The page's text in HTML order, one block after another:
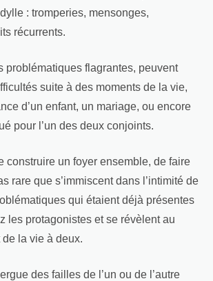
: tromperies, mensonges,
récurrents.
problématiques flagrantes, peuvent
suite à des moments de la vie,
d’un enfant, un mariage, ou encore
pour l’un des deux conjoints.
construire un foyer ensemble, de faire
rare que s’immiscent dans l’intimité de
qui étaient déjà présentes
les protagonistes et se révèlent au
la vie à deux.
des failles de l’un ou de l’autre